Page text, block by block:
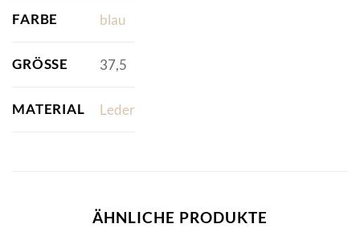
FARBE blau
GRÖSSE 37,5
MATERIAL Leder
ÄHNLICHE PRODUKTE